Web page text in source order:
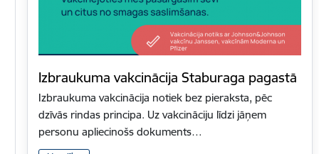
Izbraukuma vakcinācija Staburaga pagastā
Izbraukuma vakcinācija notiek bez pieraksta, pēc
dzīvās rindas principa. Uz vakcināciju līdzi jāņem
personu apliecinošs dokuments…